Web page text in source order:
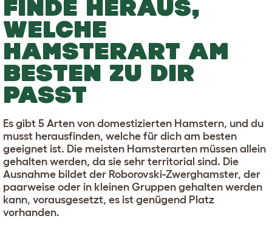
FINDE HERAUS,
WELCHE
HAMSTERART AM
BESTEN ZU DIR
PASST
Es gibt 5 Arten von domestizierten Hamstern, und du
musst herausfinden, welche für dich am besten
geeignet ist. Die meisten Hamsterarten müssen allein
gehalten werden, da sie sehr territorial sind. Die
Ausnahme bildet der Roborovski-Zwerghamster, der
paarweise oder in kleinen Gruppen gehalten werden
kann, vorausgesetzt, es ist genügend Platz
vorhanden.